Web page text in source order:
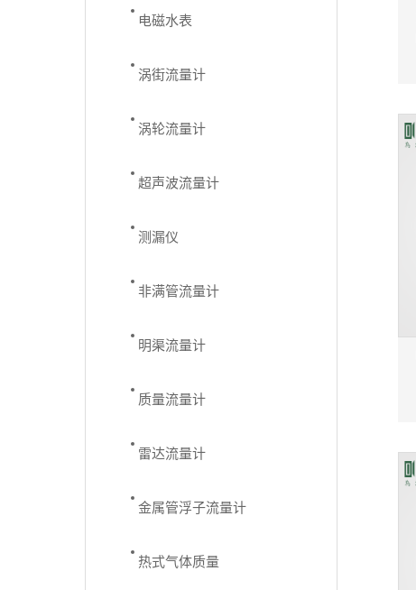
电磁水表
涡街流量计
涡轮流量计
超声波流量计
测漏仪
非满管流量计
明渠流量计
质量流量计
雷达流量计
金属管浮子流量计
热式气体质量